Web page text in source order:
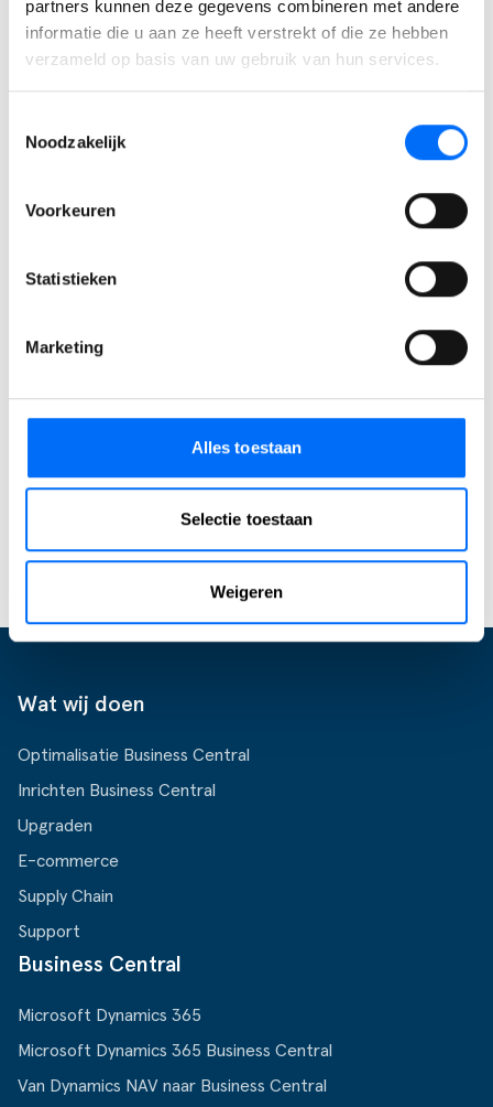
partners kunnen deze gegevens combineren met andere
informatie die u aan ze heeft verstrekt of die ze hebben
verzameld op basis van uw gebruik van hun services.
Noodzakelijk
Voorkeuren
Statistieken
Marketing
Alles toestaan
Selectie toestaan
Weigeren
Ervaar zelf de kracht van
Ontdek zelf hoe je processen stroomlijnt, sneller
werkt en meer grip krijgt. Start vandaag je gratis
jouw bedrijf kan betekenen. Of neem contact met
ons op om jouw specifieke mogelijkheden te
bespreken!
Start jouw Business Central trial
Wat wij doen
Optimalisatie Business Central
Inrichten Business Central
Upgraden
E-commerce
Supply Chain
Support
Business Central
Microsoft Dynamics 365
Microsoft Dynamics 365 Business Central
Van Dynamics NAV naar Business Central